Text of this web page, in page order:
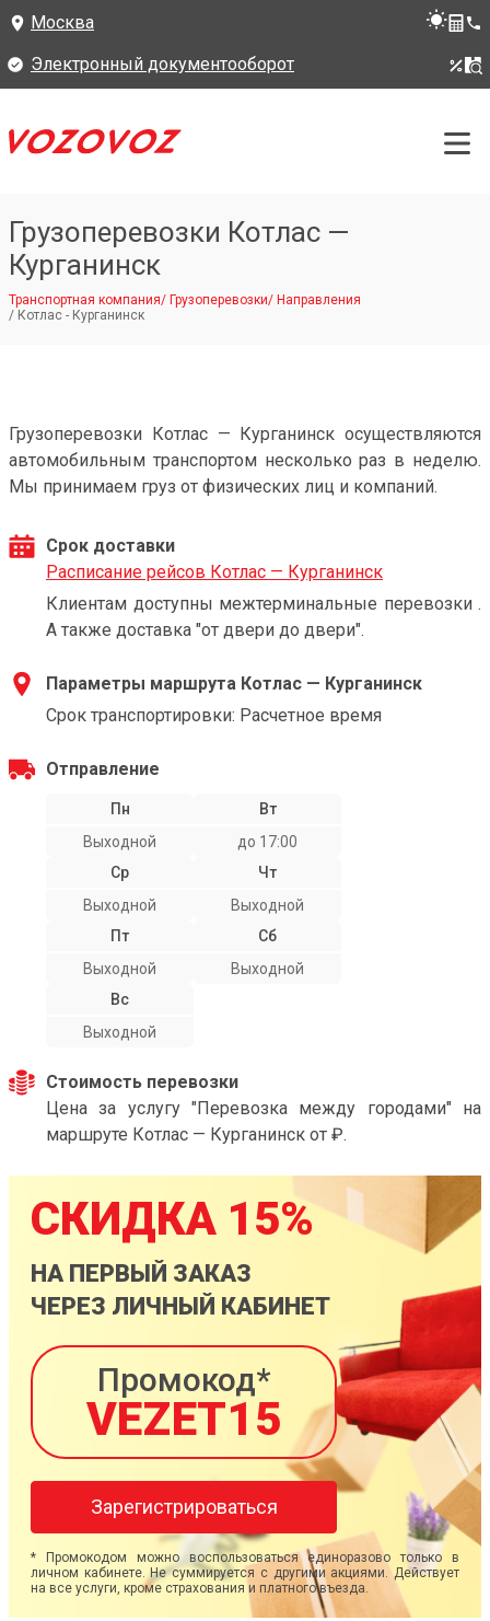
Москва
Электронный документооборот
Грузоперевозки Котлас —
Курганинск
Транспортная компания/ Грузоперевозки/ Направления
/ Котлас - Курганинск
Грузоперевозки Котлас — Курганинск осуществляются
автомобильным транспортом несколько раз в неделю.
Мы принимаем груз от физических лиц и компаний.
Срок доставки
Расписание рейсов Котлас — Курганинск
Клиентам доступны межтерминальные перевозки .
А также доставка "от двери до двери".
Параметры маршрута Котлас — Курганинск
Срок транспортировки: Расчетное время
Отправление
Пн
Выходной
Вт
до 17:00
Ср
Выходной
Чт
Выходной
Пт
Выходной
Сб
Выходной
Вс
Выходной
Стоимость перевозки
Цена за услугу "Перевозка между городами" на
маршруте Котлас — Курганинск от ₽.
СКИДКА 15%
НА ПЕРВЫЙ ЗАКАЗ
ЧЕРЕЗ ЛИЧНЫЙ КАБИНЕТ
Промокод*
VEZET15
Зарегистрироваться
* Промокодом можно воспользоваться единоразово только в
личном кабинете. Не суммируется с другими акциями. Действует
на все услуги, кроме страхования и платного въезда.